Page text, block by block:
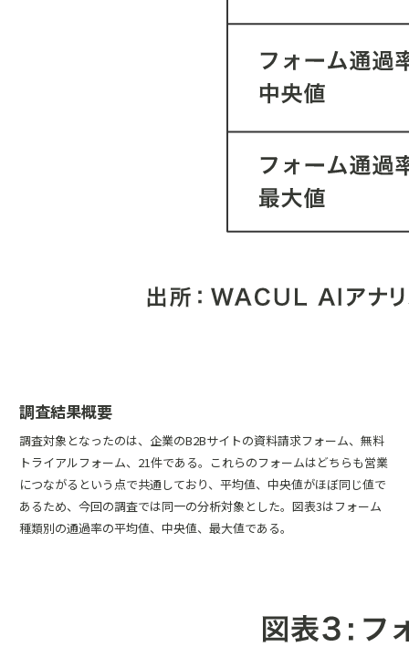
調査結果概要
調査対象となったのは、企業のB2Bサイトの資料請求フォーム、無料
トライアルフォーム、21件である。これらのフォームはどちらも営業
につながるという点で共通しており、平均値、中央値がほぼ同じ値で
あるため、今回の調査では同一の分析対象とした。図表3はフォーム
種類別の通過率の平均値、中央値、最大値である。